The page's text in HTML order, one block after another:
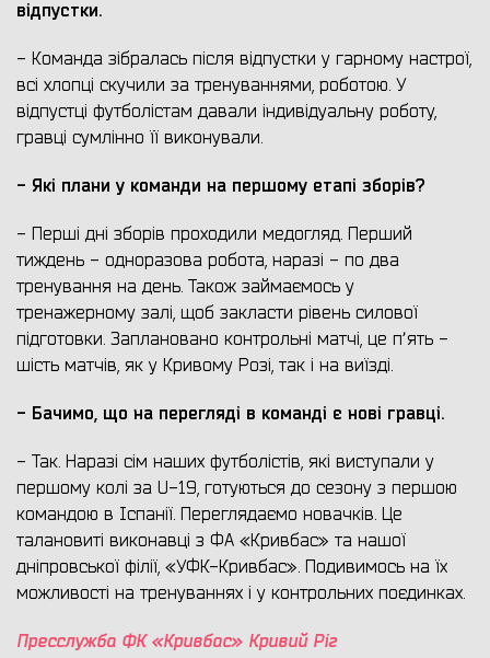
відпустки.
- Команда зібралась після відпустки у гарному настрої,
всі хлопці скучили за тренуваннями, роботою. У
відпустці футболістам давали індивідуальну роботу,
гравці сумлінно її виконували.
- Які плани у команди на першому етапі зборів?
- Перші дні зборів проходили медогляд. Перший
тиждень - одноразова робота, наразі - по два
тренування на день. Також займаємось у
тренажерному залі, щоб закласти рівень силової
підготовки. Заплановано контрольні матчі, це пʼять -
шість матчів, як у Кривому Розі, так і на виїзді.
- Бачимо, що на перегляді в команді є нові гравці.
- Так. Наразі сім наших футболістів, які виступали у
першому колі за U-19, готуються до сезону з першою
командою в Іспанії. Переглядаємо новачків. Це
талановиті виконавці з ФА «Кривбас» та нашої
дніпровської філії, «УФК-Кривбас». Подивимось на їх
можливості на тренуваннях і у контрольних поєдинках.
Пресслужба ФК «Кривбас» Кривий Ріг